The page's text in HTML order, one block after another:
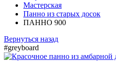
Мастерская
Панно из старых досок
ПАННО 900
Вернуться назад
#greyboard